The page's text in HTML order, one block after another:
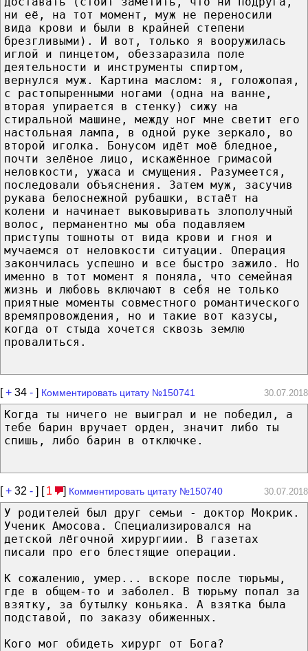
ни её, на тот момент, муж не переносили
вида крови и были в крайней степени
брезгливыми). И вот, только я вооружилась
иглой и пинцетом, обеззаразила поле
деятельности и инструменты спиртом,
вернулся муж. Картина маслом: я, голожопая,
с растопыренными ногами (одна на ванне,
вторая упирается в стенку) сижу на
стиральной машине, между ног мне светит его
настольная лампа, в одной руке зеркало, во
второй иголка. Бонусом идёт моё бледное,
почти зелёное лицо, искажённое гримасой
неловкости, ужаса и смущения. Разумеется,
последовали объяснения. Затем муж, засучив
рукава белоснежной рубашки, встаёт на
колени и начинает выковыривать злополучный
волос, перманентно мы оба подавляем
приступы тошноты от вида крови и гноя и
мучаемся от неловкости ситуации. Операция
закончилась успешно и все быстро зажило. Но
именно в тот момент я поняла, что семейная
жизнь и любовь включают в себя не только
приятные моменты совместного романтического
времяпровождения, но и такие вот казусы,
когда от стыда хочется сквозь землю
провалиться.
[+ 34 - ] Комментировать цитату №150741 30.07.2018
Когда ты ничего не выиграл и не победил, а
тебе барин вручает орден, значит либо ты
спишь, либо барин в отключке.
[+ 32 - ] [ 1 ] Комментировать цитату №150740 30.07.2018
У родителей был друг семьи - доктор Мокрик.
Ученик Амосова. Специализировался на
детской лёгочной хирургиии. В газетах
писали про его блестящие операции.
К сожалению, умер... вскоре после тюрьмы,
где в общем-то и заболел. В тюрьму попал за
взятку, за бутылку коньяка. А взятка была
подставой, по заказу обиженных.
Кого мог обидеть хирург от Бога?